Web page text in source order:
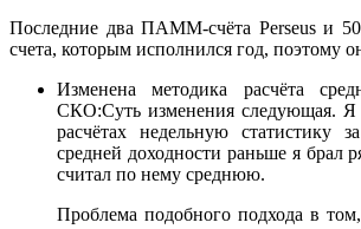
Последние два ПАММ-счёта Perseus и
счета, которым исполнился год, поэтому
Изменена методика расчёта
СКО:Суть изменения следующая. Я
расчётах недельную статистику
средней доходности раньше я брал
считал по нему среднюю.
Проблема подобного подхода в